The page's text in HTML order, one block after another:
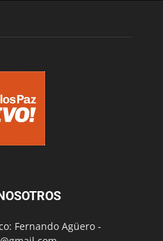
Fernando Agüero -